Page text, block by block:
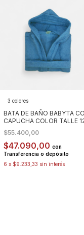
3 colores
BATA DE BAÑO BABYTA
CAPUCHA COLOR TALLE
$55.400,00
$47.090,00 con
Transferencia o depósito
6 x $9.233,33 sin interés